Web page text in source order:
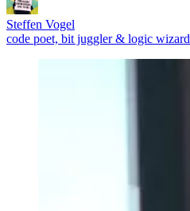
Steffen Vogel
code poet, bit juggler & logic wizard